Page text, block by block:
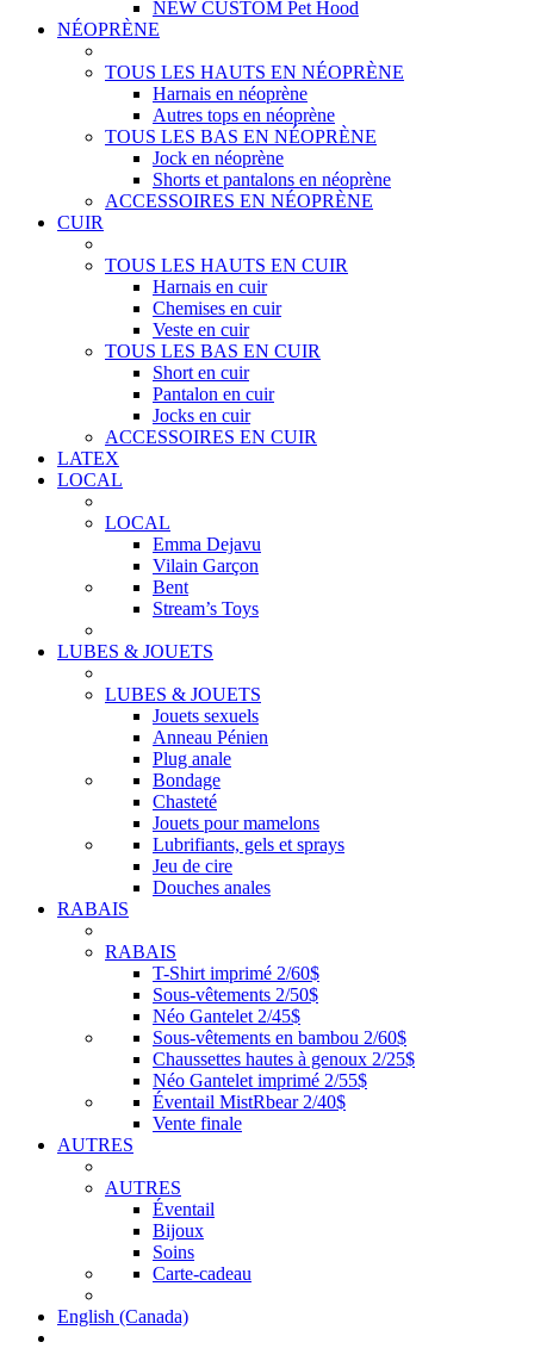
NEW CUSTOM Pet Hood
NÉOPRÈNE
TOUS LES HAUTS EN NÉOPRÈNE
Harnais en néoprène
Autres tops en néoprène
TOUS LES BAS EN NÉOPRÈNE
Jock en néoprène
Shorts et pantalons en néoprène
ACCESSOIRES EN NÉOPRÈNE
CUIR
TOUS LES HAUTS EN CUIR
Harnais en cuir
Chemises en cuir
Veste en cuir
TOUS LES BAS EN CUIR
Short en cuir
Pantalon en cuir
Jocks en cuir
ACCESSOIRES EN CUIR
LATEX
LOCAL
LOCAL
Emma Dejavu
Vilain Garçon
Bent
Stream’s Toys
LUBES & JOUETS
LUBES & JOUETS
Jouets sexuels
Anneau Pénien
Plug anale
Bondage
Chasteté
Jouets pour mamelons
Lubrifiants, gels et sprays
Jeu de cire
Douches anales
RABAIS
RABAIS
T-Shirt imprimé 2/60$
Sous-vêtements 2/50$
Néo Gantelet 2/45$
Sous-vêtements en bambou 2/60$
Chaussettes hautes à genoux 2/25$
Néo Gantelet imprimé 2/55$
Éventail MistRbear 2/40$
Vente finale
AUTRES
AUTRES
Éventail
Bijoux
Soins
Carte-cadeau
English (Canada)